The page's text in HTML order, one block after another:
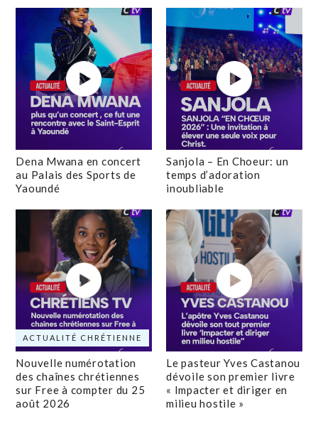
Dena Mwana en concert
au Palais des Sports de
Yaoundé
Sanjola – En Choeur: un
temps d’adoration
inoubliable
ACTUALITÉ CHRÉTIENNE
Nouvelle numérotation
des chaînes chrétiennes
sur Free à compter du 25
août 2026
Le pasteur Yves Castanou
dévoile son premier livre
« Impacter et diriger en
milieu hostile »